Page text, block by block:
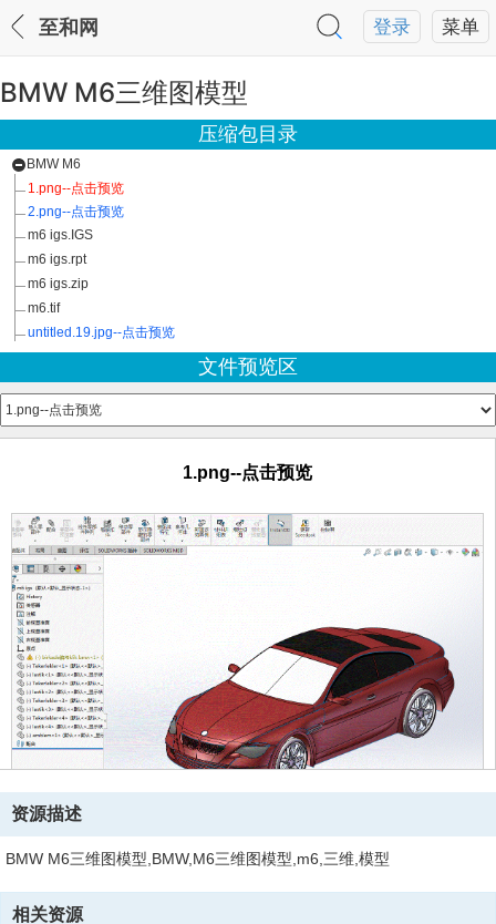
菜单
登录
至和网
BMW M6三维图模型
压缩包目录
BMW M6
1.png--点击预览
2.png--点击预览
m6 igs.IGS
m6 igs.rpt
m6 igs.zip
m6.tif
untitled.19.jpg--点击预览
文件预览区
1.png--点击预览
资源描述
BMW M6三维图模型,BMW,M6三维图模型,m6,三维,模型
相关资源